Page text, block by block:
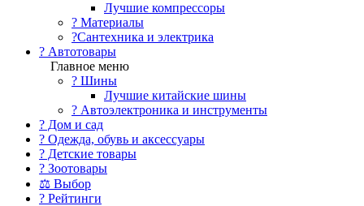
Лучшие компрессоры
? Материалы
?Сантехника и электрика
? Автотовары
Главное меню
? Шины
Лучшие китайские шины
? Автоэлектроника и инструменты
? Дом и сад
? Одежда, обувь и аксессуары
? Детские товары
? Зоотовары
⚖ Выбор
? Рейтинги